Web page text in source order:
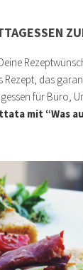
Rezept, das
für Büro,
mit “Was